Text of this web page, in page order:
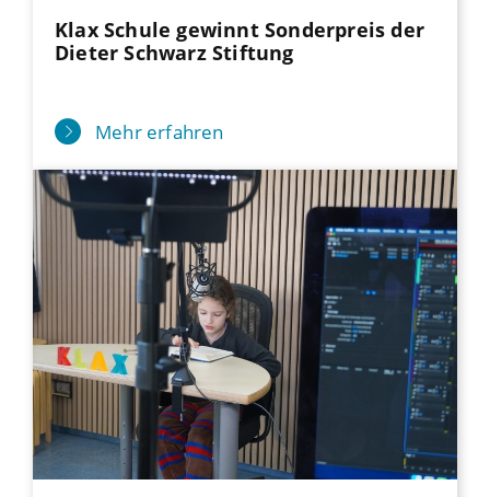
Klax Schule gewinnt Sonderpreis der
Dieter Schwarz Stiftung
Mehr erfahren